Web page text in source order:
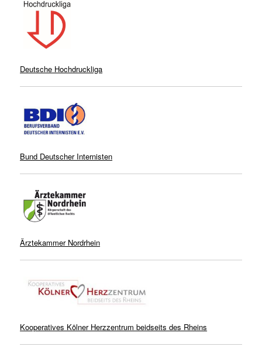
Deutsche Hochdruckliga
Bund Deutscher Internisten
Ärztekammer Nordrhein
Kooperatives Kölner Herzzentrum beidseits des Rheins